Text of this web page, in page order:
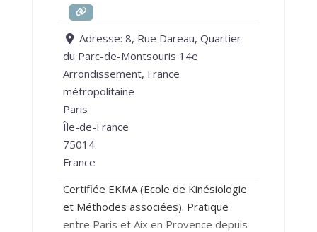
Adresse:8, Rue Dareau, Quartier
du Parc-de-Montsouris 14e
Arrondissement, France
métropolitaine
Paris
Île-de-France
75014
France
Certifiée EKMA (Ecole de Kinésiologie
et Méthodes associées). Pratique
entre Paris et Aix en Provence depuis